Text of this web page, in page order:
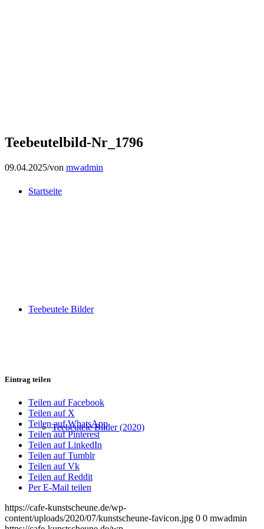
Startseite
Teebeutele Bilder
Teebeutele Bilder (2020)
Teebeutelbild-Nr_1796
09.04.2025/von mwadmin
Eintrag teilen
Teilen auf Facebook
Teilen auf X
Teilen auf WhatsApp
Teilen auf Pinterest
Teilen auf LinkedIn
Teilen auf Tumblr
Teilen auf Vk
Teilen auf Reddit
Per E-Mail teilen
https://cafe-kunstscheune.de/wp-
content/uploads/2020/07/kunstscheune-favicon.jpg 0 0 mwadmin